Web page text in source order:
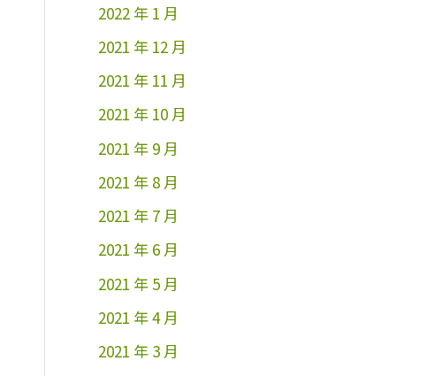
2022 年 1 月
2021 年 12 月
2021 年 11 月
2021 年 10 月
2021 年 9 月
2021 年 8 月
2021 年 7 月
2021 年 6 月
2021 年 5 月
2021 年 4 月
2021 年 3 月